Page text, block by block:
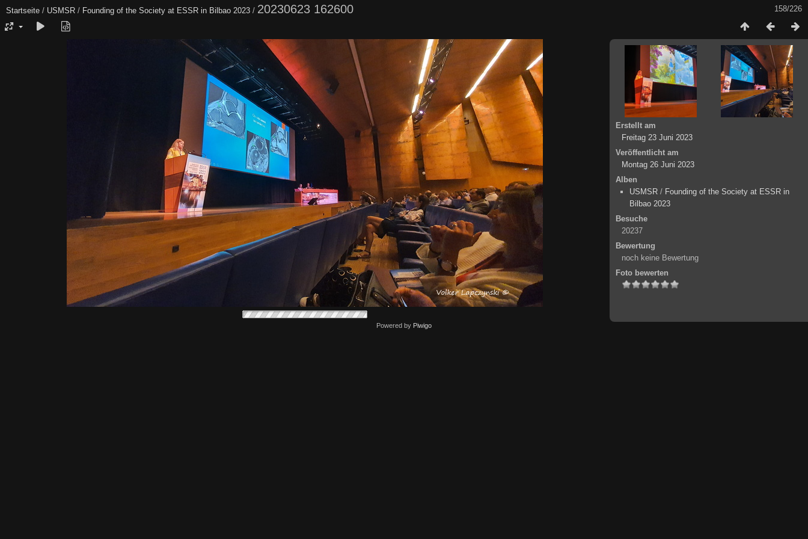
158/226
Startseite / USMSR / Founding of the Society at ESSR in Bilbao 2023 / 20230623 162600
Erstellt am
Freitag 23 Juni 2023
Veröffentlicht am
Montag 26 Juni 2023
Alben
USMSR / Founding of the Society at ESSR in
Bilbao 2023
Besuche
20237
Bewertung
noch keine Bewertung
Foto bewerten
Powered by Piwigo